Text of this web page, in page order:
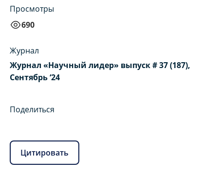
Просмотры
690
Журнал
Журнал «Научный лидер» выпуск # 37 (187),
Сентябрь ‘24
Поделиться
Цитировать